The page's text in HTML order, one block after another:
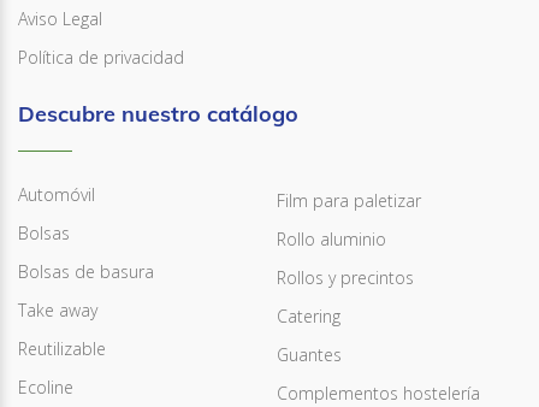
Aviso Legal
Política de privacidad
Descubre nuestro catálogo
Automóvil
Bolsas
Bolsas de basura
Take away
Reutilizable
Ecoline
Film para paletizar
Rollo aluminio
Rollos y precintos
Catering
Guantes
Complementos hostelería